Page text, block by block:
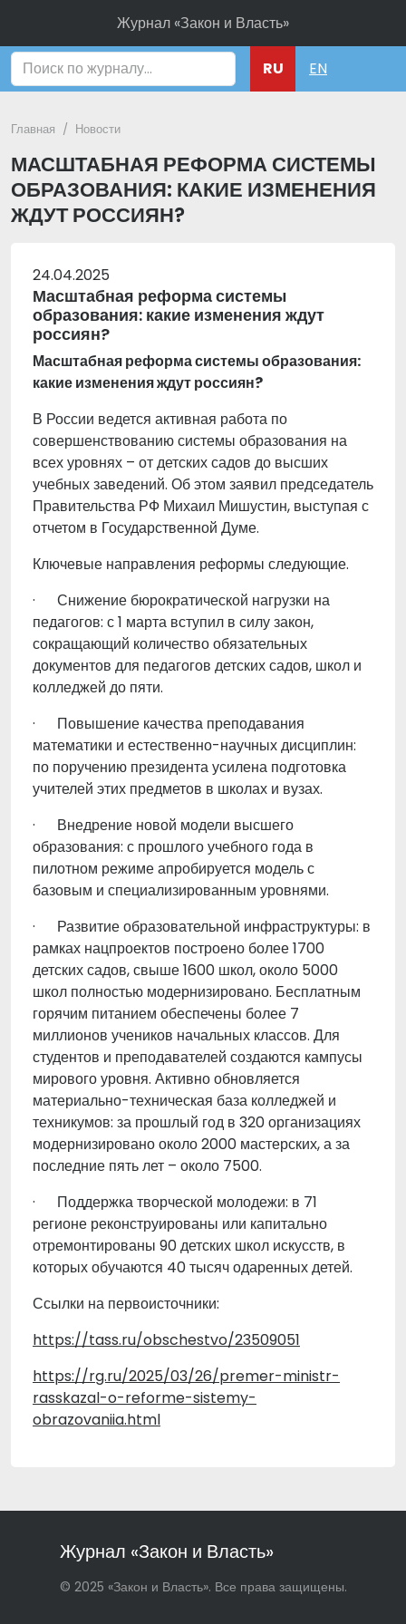
Журнал «Закон и Власть»
RU EN
Главная Новости
МАСШТАБНАЯ РЕФОРМА СИСТЕМЫ
ОБРАЗОВАНИЯ: КАКИЕ ИЗМЕНЕНИЯ
ЖДУТ РОССИЯН?
24.04.2025
Масштабная реформа системы
образования: какие изменения ждут
россиян?
Масштабная реформа системы образования:
какие изменения ждут россиян?
В России ведется активная работа по
совершенствованию системы образования на
всех уровнях – от детских садов до высших
учебных заведений. Об этом заявил председатель
Правительства РФ Михаил Мишустин, выступая с
отчетом в Государственной Думе.
Ключевые направления реформы следующие.
· Снижение бюрократической нагрузки на
педагогов: с 1 марта вступил в силу закон,
сокращающий количество обязательных
документов для педагогов детских садов, школ и
колледжей до пяти.
· Повышение качества преподавания
математики и естественно-научных дисциплин:
по поручению президента усилена подготовка
учителей этих предметов в школах и вузах.
· Внедрение новой модели высшего
образования: с прошлого учебного года в
пилотном режиме апробируется модель с
базовым и специализированным уровнями.
· Развитие образовательной инфраструктуры: в
рамках нацпроектов построено более 1700
детских садов, свыше 1600 школ, около 5000
школ полностью модернизировано. Бесплатным
горячим питанием обеспечены более 7
миллионов учеников начальных классов. Для
студентов и преподавателей создаются кампусы
мирового уровня. Активно обновляется
материально-техническая база колледжей и
техникумов: за прошлый год в 320 организациях
модернизировано около 2000 мастерских, а за
последние пять лет – около 7500.
· Поддержка творческой молодежи: в 71
регионе реконструированы или капитально
отремонтированы 90 детских школ искусств, в
которых обучаются 40 тысяч одаренных детей.
Ссылки на первоисточники:
https://tass.ru/obschestvo/23509051
https://rg.ru/2025/03/26/premer-ministr-
rasskazal-o-reforme-sistemy-
obrazovaniia.html
Журнал «Закон и Власть»
© 2025 «Закон и Власть». Все права защищены.